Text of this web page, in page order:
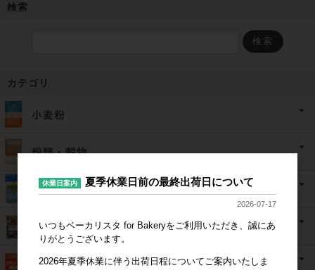
検索
検索
カテゴリ
休業日案内 夏季休業日前の最終出荷日について
2026-07-17
いつもベーカリスタ for Bakeryをご利用いただき、誠にあ
りがとうございます。
2026年夏季休業に伴う出荷日程についてご案内いたしま